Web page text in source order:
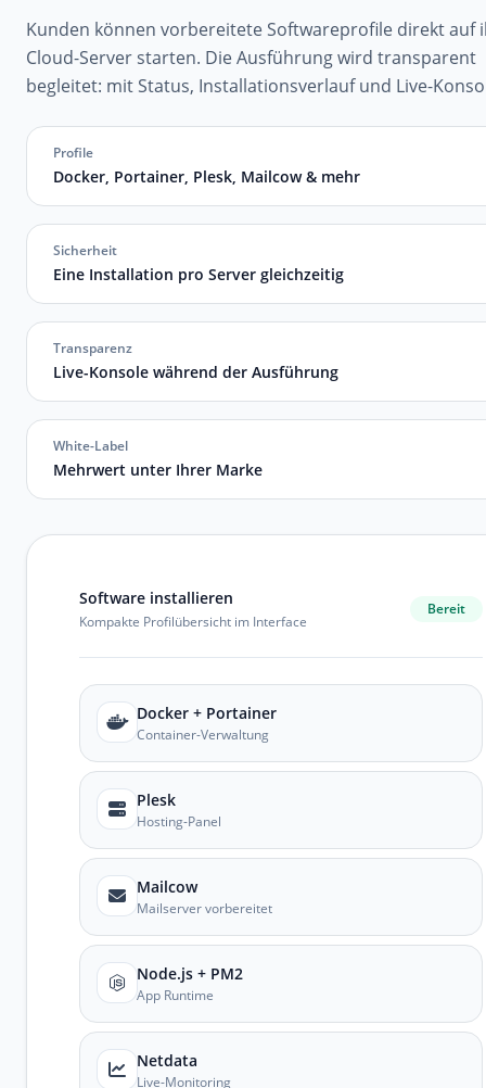
Kunden können vorbereitete Softwareprofile direkt auf
Cloud-Server starten. Die Ausführung wird transparent
begleitet: mit Status, Installationsverlauf und Live-
Profile
Docker, Portainer, Plesk, Mailcow & mehr
Sicherheit
Eine Installation pro Server gleichzeitig
Transparenz
Live-Konsole während der Ausführung
White-Label
Mehrwert unter Ihrer Marke
Software installieren
Kompakte Profilübersicht im Interface
Bereit
Docker + Portainer
Container-Verwaltung
Plesk
Hosting-Panel
Mailcow
Mailserver vorbereitet
Node.js + PM2
App Runtime
Netdata
Live-Monitoring